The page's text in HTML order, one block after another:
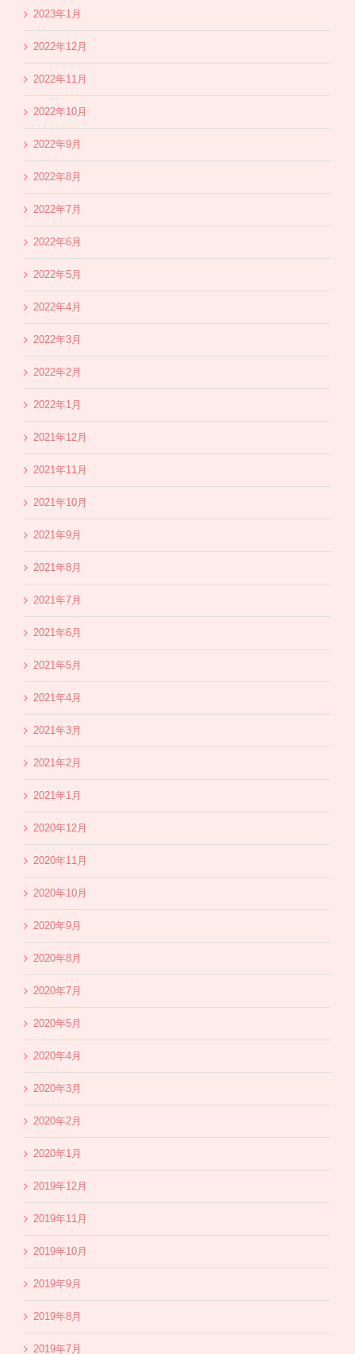
2023年1月
2022年12月
2022年11月
2022年10月
2022年9月
2022年8月
2022年7月
2022年6月
2022年5月
2022年4月
2022年3月
2022年2月
2022年1月
2021年12月
2021年11月
2021年10月
2021年9月
2021年8月
2021年7月
2021年6月
2021年5月
2021年4月
2021年3月
2021年2月
2021年1月
2020年12月
2020年11月
2020年10月
2020年9月
2020年8月
2020年7月
2020年5月
2020年4月
2020年3月
2020年2月
2020年1月
2019年12月
2019年11月
2019年10月
2019年9月
2019年8月
2019年7月